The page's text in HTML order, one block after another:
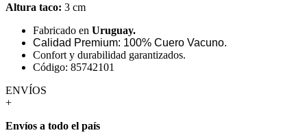
Altura taco: 3 cm
Fabricado en Uruguay.
Calidad Premium: 100% Cuero Vacuno.
Confort y durabilidad garantizados.
Código: 85742101
ENVÍOS
+
Envíos a todo el país